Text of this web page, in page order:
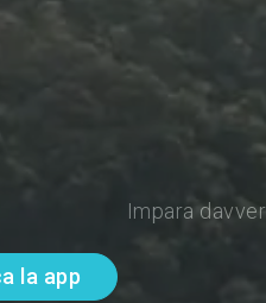
Impara
la app